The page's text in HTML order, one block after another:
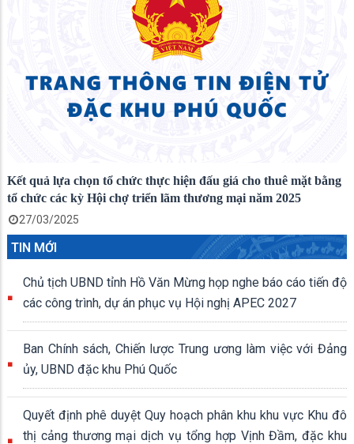
Kết quả lựa chọn tổ chức thực hiện đấu giá cho thuê mặt bằng
tổ chức các kỳ Hội chợ triển lãm thương mại năm 2025
27/03/2025
TIN MỚI
Chủ tịch UBND tỉnh Hồ Văn Mừng họp nghe báo cáo tiến độ
các công trình, dự án phục vụ Hội nghị APEC 2027
Ban Chính sách, Chiến lược Trung ương làm việc với Đảng
ủy, UBND đặc khu Phú Quốc
Quyết định phê duyệt Quy hoạch phân khu khu vực Khu đô
thị cảng thương mại dịch vụ tổng hợp Vịnh Đầm, đặc khu